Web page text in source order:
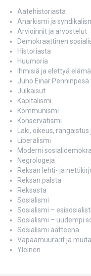
Aatehistoriasta
Anarkismi ja
Arvioinnit ja arvostelut
Demokraattinen
Historiasta
Huumoria
Ihmisiä ja elettyä
Juho Einar
Julkaisut
Kapitalismi
Kommunismi
Konservatismi
Laki, oikeus,
Liberalismi
Moderni
Negrologeja
Reksan lehti- ja
Reksan palsta
Reksasta
Sosialismi
Sosialismi –
Sosialismi – uudempi
Sosialismi aatteena
Vapaamuurarit ja
Yleinen